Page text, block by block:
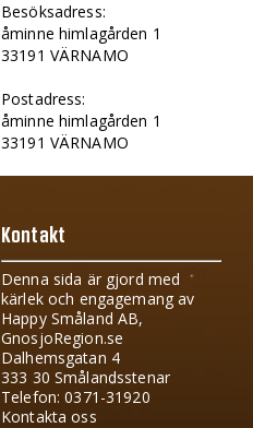
Besöksadress:
åminne himlagården 1
33191 VÄRNAMO
Postadress:
åminne himlagården 1
33191 VÄRNAMO
Kontakt
Denna sida är gjord med
kärlek och engagemang av
Happy Småland AB,
GnosjoRegion.se
Dalhemsgatan 4
333 30 Smålandsstenar
Telefon: 0371-31920
Kontakta oss